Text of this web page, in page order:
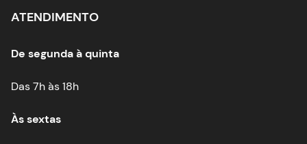
ATENDIMENTO
De segunda à quinta
Das 7h às 18h
Às sextas